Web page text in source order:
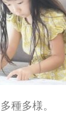
種多様。